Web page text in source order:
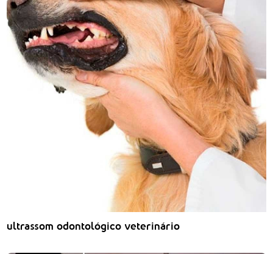
ultrassom odontológico veterinário